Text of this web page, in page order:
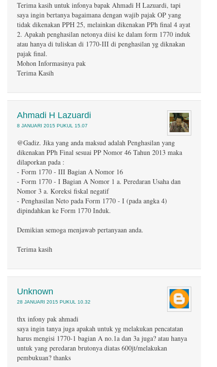
Terima kasih untuk infonya bapak Ahmadi H Lazuardi, tapi
saya ingin bertanya bagaimana dengan wajib pajak OP yang
tidak dikenakan PPH 25, melainkan dikenakan PPh final 4 ayat
2. Apakah penghasilan netonya diisi ke dalam form 1770 induk
atau hanya di tuliskan di 1770-III di penghasilan yg diknakan
pajak final.
Mohon Informasinya pak
Terima Kasih
Ahmadi H Lazuardi
8 JANUARI 2015 PUKUL 15.07
@Gadiz. Jika yang anda maksud adalah Penghasilan yang
dikenakan PPh Final sesuai PP Nomor 46 Tahun 2013 maka
dilaporkan pada :
- Form 1770 - III Bagian A Nomor 16
- Form 1770 - I Bagian A Nomor 1 a. Peredaran Usaha dan
Nomor 3 a. Koreksi fiskal negatif
- Penghasilan Neto pada Form 1770 - I (pada angka 4)
dipindahkan ke Form 1770 Induk.
Demikian semoga menjawab pertanyaan anda.
Terima kasih
Unknown
28 JANUARI 2015 PUKUL 10.32
thx infony pak ahmadi
saya ingin tanya juga apakah untuk yg melakukan pencatatan
harus mengisi 1770-1 bagian A no.1a dan 3a juga? atau hanya
untuk yang peredaran brutonya diatas 600jt/melakukan
pembukuan? thanks